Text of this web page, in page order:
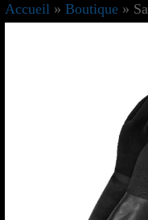
Accueil» Boutique»